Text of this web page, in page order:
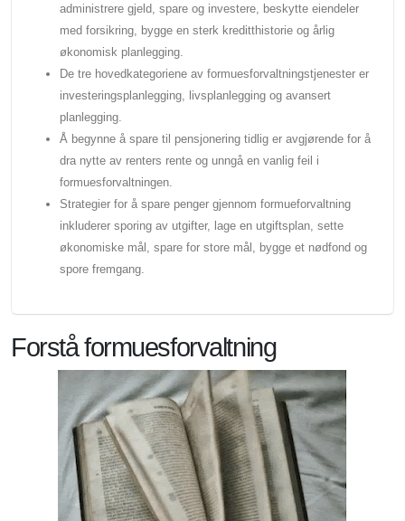
administrere gjeld, spare og investere, beskytte eiendeler
med forsikring, bygge en sterk kreditthistorie og årlig
økonomisk planlegging.
De tre hovedkategoriene av formuesforvaltningstjenester er
investeringsplanlegging, livsplanlegging og avansert
planlegging.
Å begynne å spare til pensjonering tidlig er avgjørende for å
dra nytte av renters rente og unngå en vanlig feil i
formuesforvaltningen.
Strategier for å spare penger gjennom formueforvaltning
inkluderer sporing av utgifter, lage en utgiftsplan, sette
økonomiske mål, spare for store mål, bygge et nødfond og
spore fremgang.
Forstå formuesforvaltning